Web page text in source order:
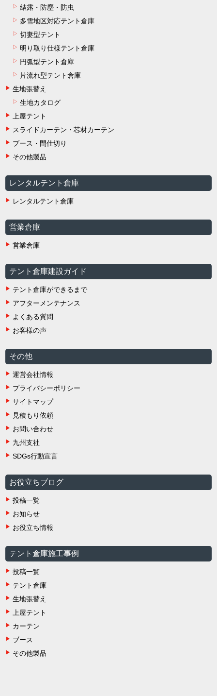
結露・防塵・防虫
多雪地区対応テント倉庫
切妻型テント
明り取り仕様テント倉庫
円弧型テント倉庫
片流れ型テント倉庫
生地張替え
生地カタログ
上屋テント
スライドカーテン・芯材カーテン
ブース・間仕切り
その他製品
レンタルテント倉庫
レンタルテント倉庫
営業倉庫
営業倉庫
テント倉庫建設ガイド
テント倉庫ができるまで
アフターメンテナンス
よくある質問
お客様の声
その他
運営会社情報
プライバシーポリシー
サイトマップ
見積もり依頼
お問い合わせ
九州支社
SDGs行動宣言
お役立ちブログ
投稿一覧
お知らせ
お役立ち情報
テント倉庫施工事例
投稿一覧
テント倉庫
生地張替え
上屋テント
カーテン
ブース
その他製品